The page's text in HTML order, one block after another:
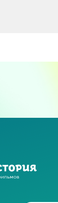
94-09-64
Томск, Герцена 43б